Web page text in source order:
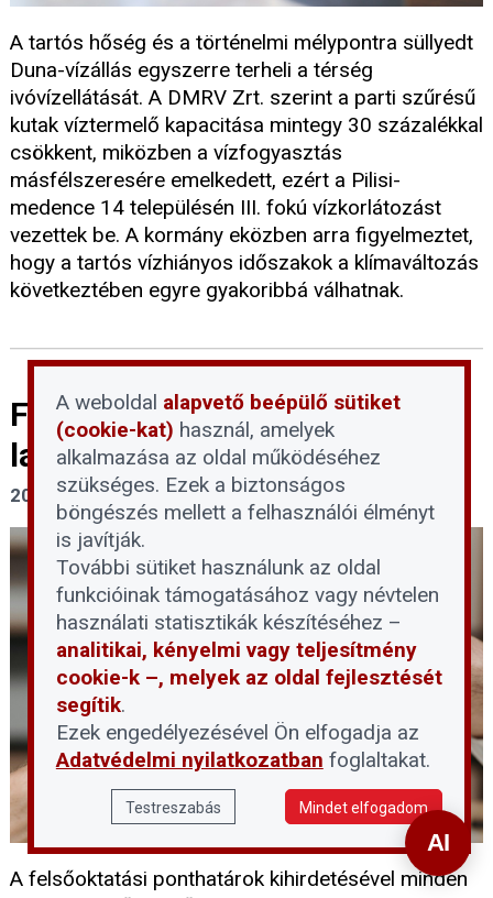
A tartós hőség és a történelmi mélypontra süllyedt
Duna-vízállás egyszerre terheli a térség
ivóvízellátását. A DMRV Zrt. szerint a parti szűrésű
kutak víztermelő kapacitása mintegy 30 százalékkal
csökkent, miközben a vízfogyasztás
másfélszeresére emelkedett, ezért a Pilisi-
medence 14 településén III. fokú vízkorlátozást
vezettek be. A kormány eközben arra figyelmeztet,
hogy a tartós vízhiányos időszakok a klímaváltozás
következtében egyre gyakoribbá válhatnak.
Fontos tudnivalókat közölt a
lakáskiadásról a NAV
2026. július 31.
A felsőoktatási ponthatárok kihirdetésével minden
A weboldal alapvető beépülő sütiket
(cookie-kat) használ, amelyek
alkalmazása az oldal működéséhez
szükséges. Ezek a biztonságos
böngészés mellett a felhasználói élményt
is javítják.
További sütiket használunk az oldal
funkcióinak támogatásához vagy névtelen
használati statisztikák készítéséhez –
analitikai, kényelmi vagy teljesítmény
cookie-k –, melyek az oldal fejlesztését
segítik.
Ezek engedélyezésével Ön elfogadja az
Adatvédelmi nyilatkozatban foglaltakat.
Testreszabás Mindet elfogadom